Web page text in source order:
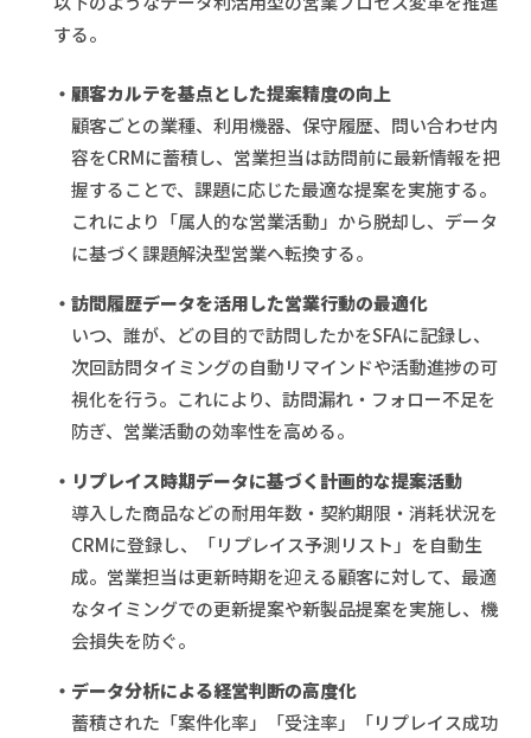
する。
・顧客カルテを基点とした提案精度の向上
顧客ごとの業種、利用機器、保守履歴、問い合わせ内
容をCRMに蓄積し、営業担当は訪問前に最新情報を把
握することで、課題に応じた最適な提案を実施する。
これにより「属人的な営業活動」から脱却し、データ
に基づく課題解決型営業へ転換する。
・訪問履歴データを活用した営業行動の最適化
いつ、誰が、どの目的で訪問したかをSFAに記録し、
次回訪問タイミングの自動リマインドや活動進捗の可
視化を行う。これにより、訪問漏れ・フォロー不足を
防ぎ、営業活動の効率性を高める。
・リプレイス時期データに基づく計画的な提案活動
導入した商品などの耐用年数・契約期限・消耗状況を
CRMに登録し、「リプレイス予測リスト」を自動生
成。営業担当は更新時期を迎える顧客に対して、最適
なタイミングでの更新提案や新製品提案を実施し、機
会損失を防ぐ。
・データ分析による経営判断の高度化
蓄積された「案件化率」「受注率」「リプレイス成功